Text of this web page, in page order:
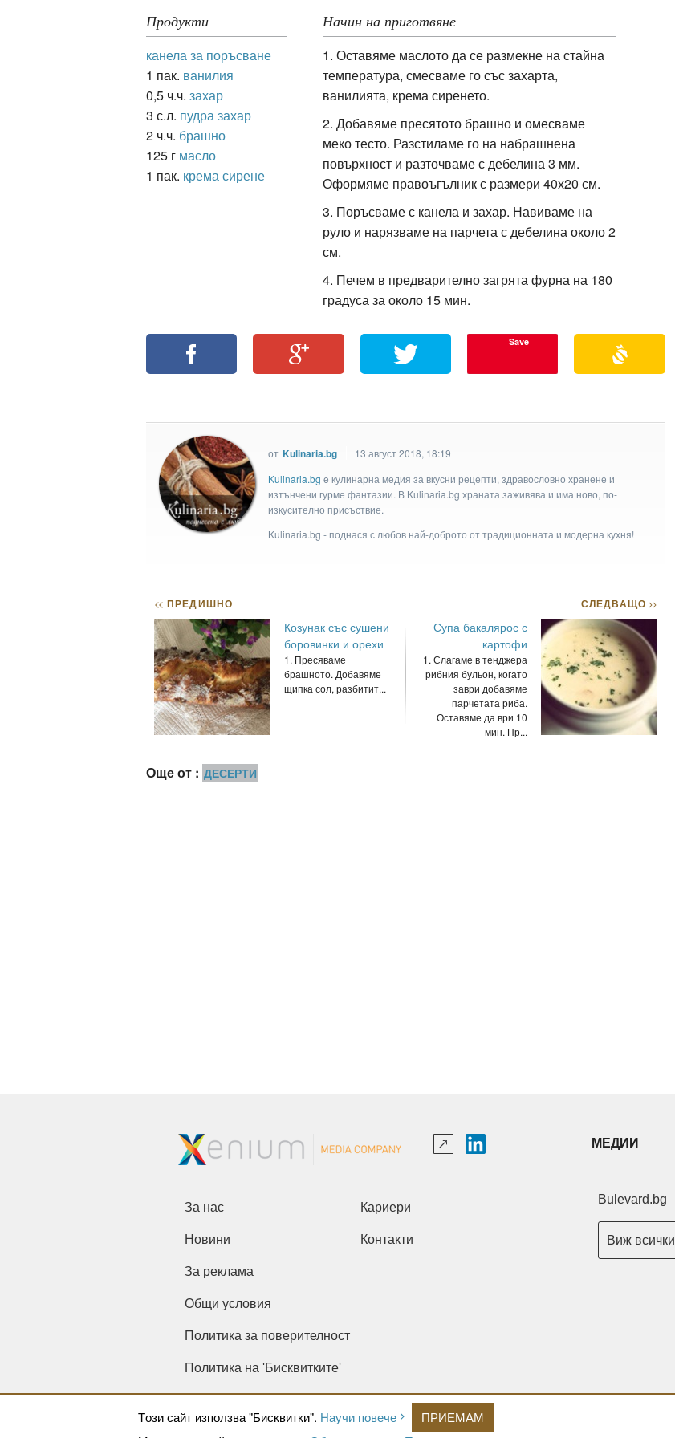
Продукти
канела за поръсване
1 пак. ванилия
0,5 ч.ч. захар
3 с.л. пудра захар
2 ч.ч. брашно
125 г масло
1 пак. крема сирене
Начин на приготвяне
1. Оставяме маслото да се размекне на стайна
температура, смесваме го със захарта,
ванилията, крема сиренето.
2. Добавяме пресятото брашно и омесваме
меко тесто. Разстиламе го на набрашнена
повърхност и разточваме с дебелина 3 мм.
Оформяме правоъгълник с размери 40х20 см.
3. Поръсваме с канела и захар. Навиваме на
руло и нарязваме на парчета с дебелина около 2
см.
4. Печем в предварително загрята фурна на 180
градуса за около 15 мин.
Save
от Kulinaria.bg
13 август 2018, 18:19
Kulinaria.bg e кулинарна медия за вкусни рецепти, здравословно хранене и
изтънчени гурме фантазии. В Kulinaria.bg храната заживява и има ново, по-
изкусително присъствие.
Kulinaria.bg - поднася с любов най-доброто от традиционната и модерна кухня!
<< ПРЕДИШНО
Козунак със сушени
боровинки и орехи
1. Пресяваме
брашното. Добавяме
щипка сол, разбитит...
СЛЕДВАЩО>>
Супа бакалярос с
картофи
1. Слагаме в тенджера
рибния бульон, когато
заври добавяме
парчетата риба.
Оставяме да ври 10
мин. Пр...
Още от : ДЕСЕРТИ
Tози сайт използва "Бисквитки". Научи повече
ПРИЕМАМ
За нас Кариери
Новини Контакти
За реклама
Общи условия
Политика за поверителност
Политика на 'Бисквитките'
МЕДИИ
Bulevard.bg
Виж всички
Copyright © 2026 Ксениум ООД. Всички права запазени.